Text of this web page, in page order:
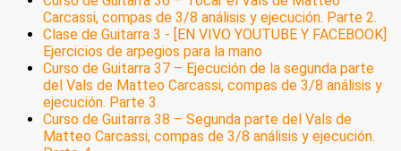
Carcassi, compas de 3/8 análisis y ejecución. Parte 2.
Clase de Guitarra 3 - [EN VIVO YOUTUBE Y FACEBOOK]
Ejercicios de arpegios para la mano
Curso de Guitarra 37 – Ejecución de la segunda parte
del Vals de Matteo Carcassi, compas de 3/8 análisis y
ejecución. Parte 3.
Curso de Guitarra 38 – Segunda parte del Vals de
Matteo Carcassi, compas de 3/8 análisis y ejecución.